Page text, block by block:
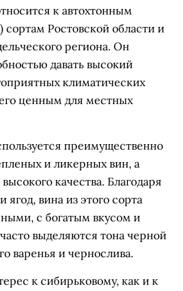
к автохтонным
Ростовской области и
региона. Он
давать высокий
климатических
ценным для местных
преимущественно
и ликерных вин, а
качества. Благодаря
ягод, вина из этого сорта
с богатым вкусом и
выделяются тона черной
варенья и чернослива.
к сибирьковому, как и к